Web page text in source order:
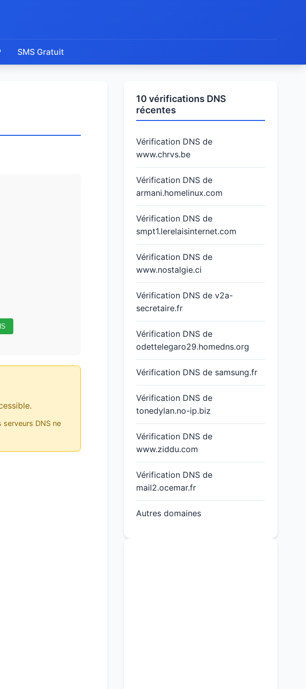
SMS Gratuit
DNS ne
10 vérifications DNS
récentes
Vérification DNS de
www.chrvs.be
Vérification DNS de
armani.homelinux.com
Vérification DNS de
smpt1.lerelaisinternet.com
Vérification DNS de
www.nostalgie.ci
Vérification DNS de v2a-
secretaire.fr
Vérification DNS de
odettelegaro29.homedns.org
Vérification DNS de samsung.fr
Vérification DNS de
tonedylan.no-ip.biz
Vérification DNS de
www.ziddu.com
Vérification DNS de
mail2.ocemar.fr
Autres domaines